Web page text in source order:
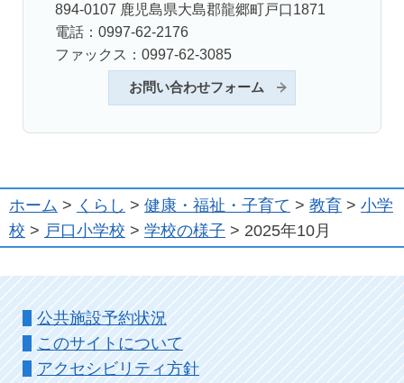
894-0107 鹿児島県大島郡龍郷町戸口1871
電話：0997-62-2176
ファックス：0997-62-3085
お問い合わせフォーム
ホーム > くらし > 健康・福祉・子育て > 教育 > 小学
校 > 戸口小学校 > 学校の様子 > 2025年10月
公共施設予約状況
このサイトについて
アクセシビリティ方針